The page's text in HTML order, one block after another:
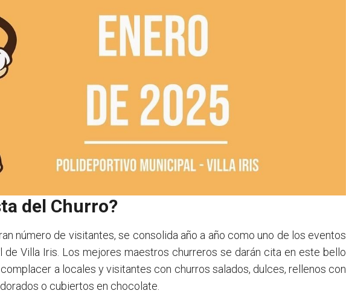
del Churro?
número de visitantes, se consolida año a año como uno de los eventos
de Villa Iris. Los mejores maestros churreros se darán cita en este bello
a locales y visitantes con churros salados, dulces, rellenos con
o cubiertos en chocolate.